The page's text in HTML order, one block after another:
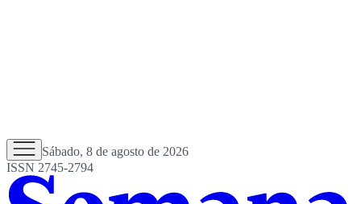
Sábado, 8 de agosto de 2026
ISSN 2745-2794